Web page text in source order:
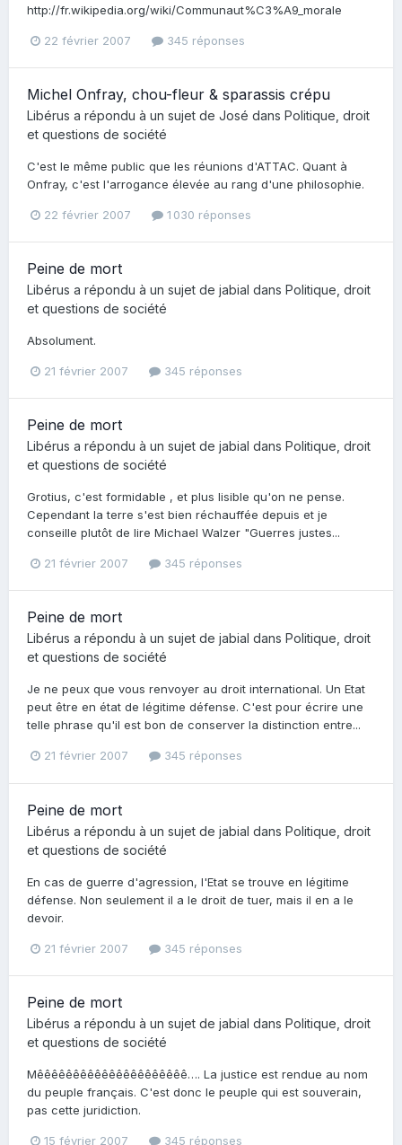
http://fr.wikipedia.org/wiki/Communaut%C3%A9_morale
22 février 2007 345 réponses
Michel Onfray, chou-fleur & sparassis crépu
Libérus a répondu à un sujet de José dans Politique, droit
et questions de société
C'est le même public que les réunions d'ATTAC. Quant à
Onfray, c'est l'arrogance élevée au rang d'une philosophie.
22 février 2007 1 030 réponses
Peine de mort
Libérus a répondu à un sujet de jabial dans Politique, droit
et questions de société
Absolument.
21 février 2007 345 réponses
Peine de mort
Libérus a répondu à un sujet de jabial dans Politique, droit
et questions de société
Grotius, c'est formidable , et plus lisible qu'on ne pense.
Cependant la terre s'est bien réchauffée depuis et je
conseille plutôt de lire Michael Walzer "Guerres justes...
21 février 2007 345 réponses
Peine de mort
Libérus a répondu à un sujet de jabial dans Politique, droit
et questions de société
Je ne peux que vous renvoyer au droit international. Un Etat
peut être en état de légitime défense. C'est pour écrire une
telle phrase qu'il est bon de conserver la distinction entre...
21 février 2007 345 réponses
Peine de mort
Libérus a répondu à un sujet de jabial dans Politique, droit
et questions de société
En cas de guerre d'agression, l'Etat se trouve en légitime
défense. Non seulement il a le droit de tuer, mais il en a le
devoir.
21 février 2007 345 réponses
Peine de mort
Libérus a répondu à un sujet de jabial dans Politique, droit
et questions de société
Mêêêêêêêêêêêêêêêêêêêêê…. La justice est rendue au nom
du peuple français. C'est donc le peuple qui est souverain,
pas cette juridiction.
15 février 2007 345 réponses